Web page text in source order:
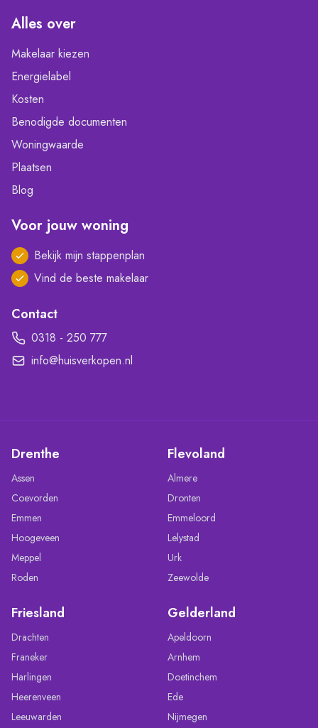
Alles over
Makelaar kiezen
Energielabel
Kosten
Benodigde documenten
Woningwaarde
Plaatsen
Blog
Voor jouw woning
Bekijk mijn stappenplan
Vind de beste makelaar
Contact
0318 - 250 777
info@huisverkopen.nl
Drenthe
Assen
Coevorden
Emmen
Hoogeveen
Meppel
Roden
Flevoland
Almere
Dronten
Emmeloord
Lelystad
Urk
Zeewolde
Friesland
Drachten
Franeker
Harlingen
Heerenveen
Leeuwarden
Gelderland
Apeldoorn
Arnhem
Doetinchem
Ede
Nijmegen